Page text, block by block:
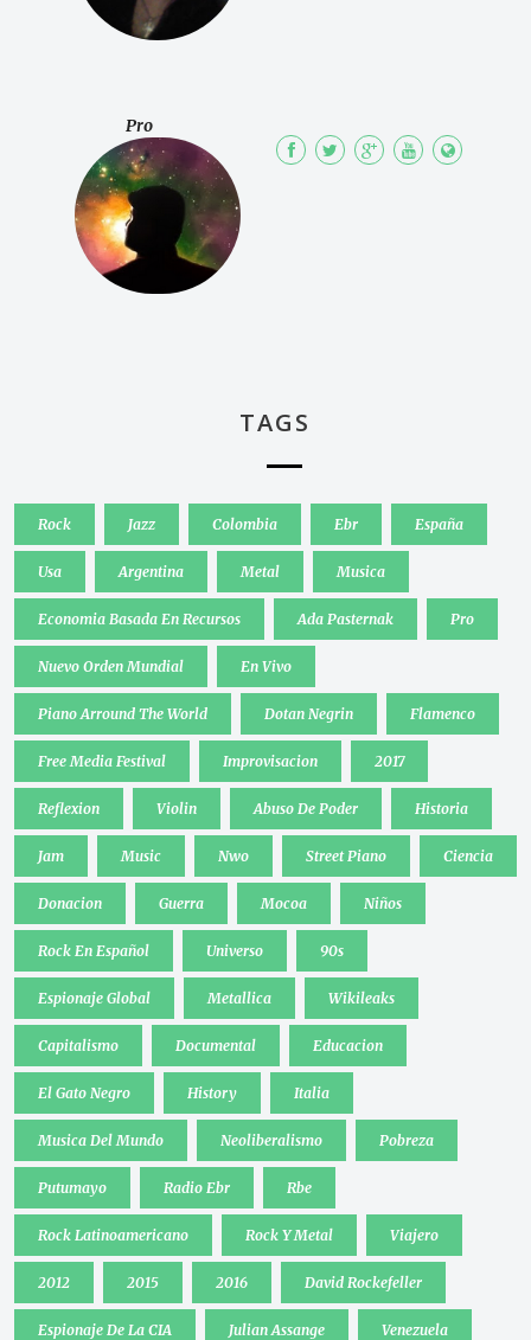
Pro
TAGS
Rock Jazz Colombia Ebr España
Usa Argentina Metal Musica
Economia Basada En Recursos Ada Pasternak Pro
Nuevo Orden Mundial En Vivo
Piano Arround The World Dotan Negrin Flamenco
Free Media Festival Improvisacion 2017
Reflexion Violin Abuso De Poder Historia
Jam Music Nwo Street Piano Ciencia
Donacion Guerra Mocoa Niños
Rock En Español Universo 90s
Espionaje Global Metallica Wikileaks
Capitalismo Documental Educacion
El Gato Negro History Italia
Musica Del Mundo Neoliberalismo Pobreza
Putumayo Radio Ebr Rbe
Rock Latinoamericano Rock Y Metal Viajero
2012 2015 2016 David Rockefeller
Espionaje De La CIA Julian Assange Venezuela